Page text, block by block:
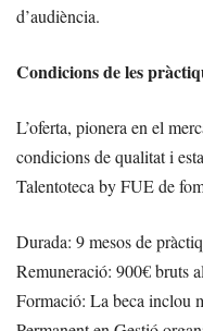
d’audiència.
Condicions de les
L’oferta, pionera en el
condicions de qualitat i
Talentoteca by FUE de
Durada: 9 mesos de
Remuneració: 900€ bruts
Formació: La beca inclou